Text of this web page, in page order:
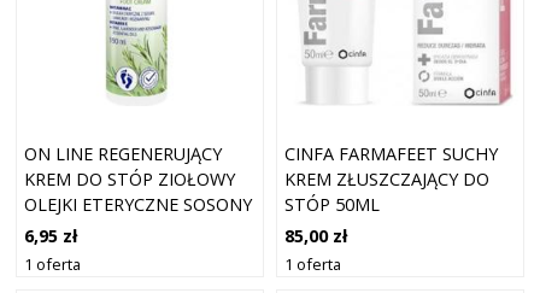
ON LINE REGENERUJĄCY
KREM DO STÓP ZIOŁOWY
OLEJKI ETERYCZNE SOSONY
190ML
6,95 zł
1 oferta
CINFA FARMAFEET SUCHY
KREM ZŁUSZCZAJĄCY DO
STÓP 50ML
85,00 zł
1 oferta